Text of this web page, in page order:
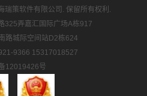
瑞策软件有限公司. 保留所有权利.
325弄嘉汇国际广场A栋917
路城际空间站D2栋624
9366 15317018527
12019426号